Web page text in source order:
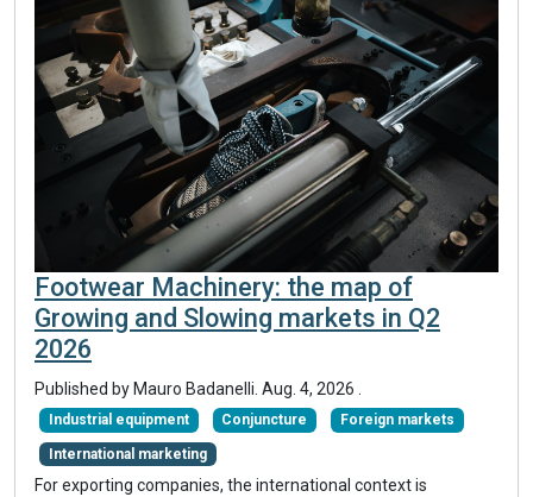
Footwear Machinery: the map of
Growing and Slowing markets in Q2
2026
Published by Mauro Badanelli Aug. 4, 2026
Industrial equipment Conjuncture Foreign markets
International marketing
For exporting companies, the international context is